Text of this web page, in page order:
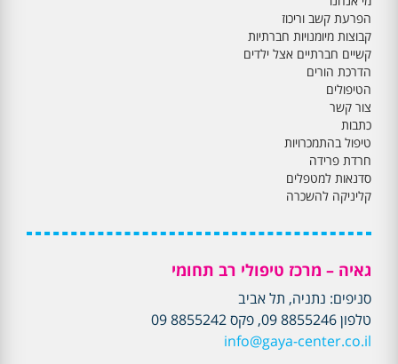
הפרעת קשב וריכוז
קבוצות מיומנויות חברתיות
קשיים חברתיים אצל ילדים
הדרכת הורים
הטיפולים
צור קשר
כתבות
טיפול בהתמכרויות
חרדת פרידה
סדנאות למטפלים
קליניקה להשכרה
גאיה – מרכז טיפולי רב תחומי
סניפים: נתניה, תל אביב
טלפון 8855246 09, פקס 8855242 09
info@gaya-center.co.il